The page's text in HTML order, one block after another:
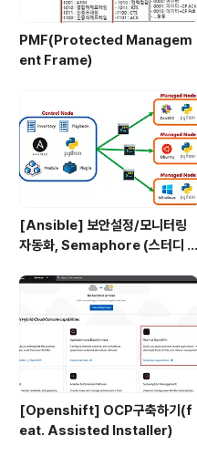
PMF(Protected Managem
ent Frame)
[Ansible] 보안설정/모니터링
자동화, Semaphore (스터디 4
[Openshift] OCP구축하기(f
eat. Assisted Installer)